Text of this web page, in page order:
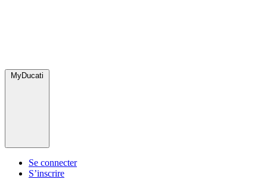
MyDucati
Se connecter
S’inscrire